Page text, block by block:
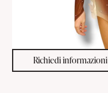
Richiedi informazioni